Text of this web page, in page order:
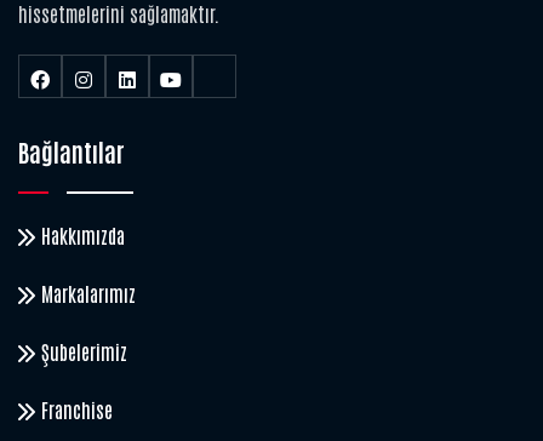
hissetmelerini sağlamaktır.
Bağlantılar
Hakkımızda
Markalarımız
Şubelerimiz
Franchise